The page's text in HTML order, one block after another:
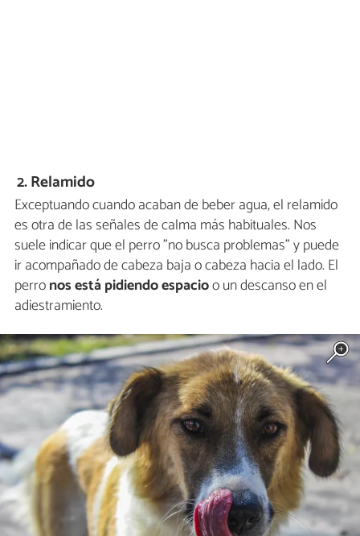
2. Relamido
Exceptuando cuando acaban de beber agua, el relamido
es otra de las señales de calma más habituales. Nos
suele indicar que el perro "no busca problemas" y puede
ir acompañado de cabeza baja o cabeza hacia el lado. El
perronos está pidiendo espacioo un descanso en el
adiestramiento.